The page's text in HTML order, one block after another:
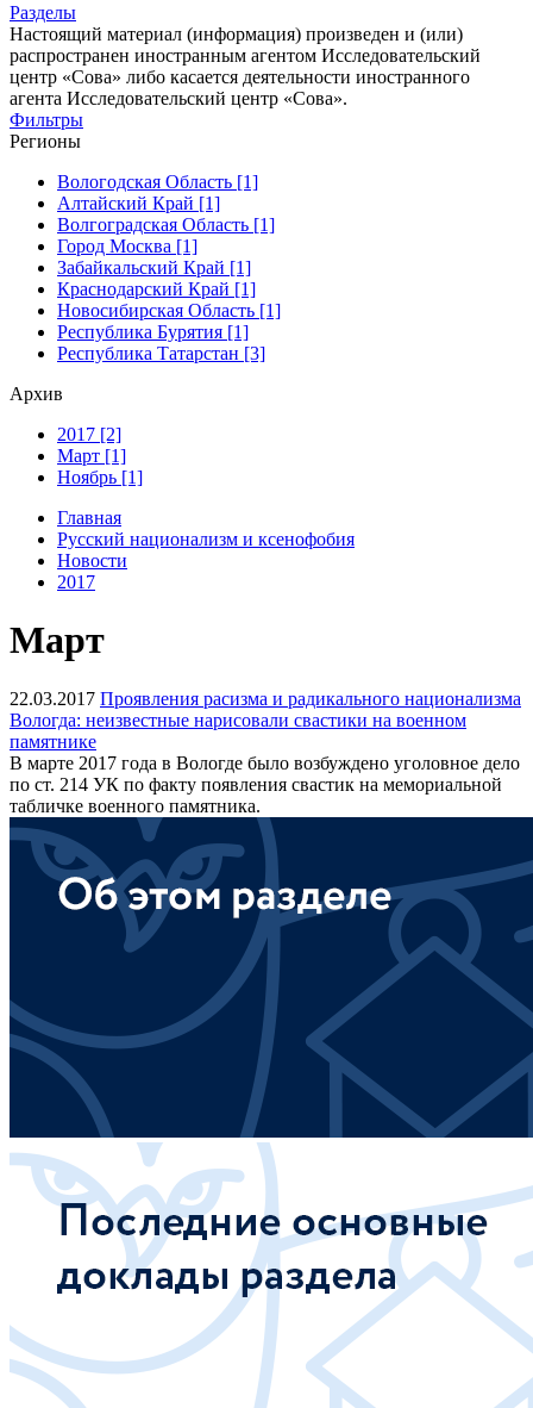
Разделы
Настоящий материал (информация) произведен и (или)
распространен иностранным агентом Исследовательский
центр «Сова» либо касается деятельности иностранного
агента Исследовательский центр «Сова».
Фильтры
Регионы
Вологодская Область [1]
Алтайский Край [1]
Волгоградская Область [1]
Город Москва [1]
Забайкальский Край [1]
Краснодарский Край [1]
Новосибирская Область [1]
Республика Бурятия [1]
Республика Татарстан [3]
Архив
2017 [2]
Март [1]
Ноябрь [1]
Главная
Русский национализм и ксенофобия
Новости
2017
Март
22.03.2017 Проявления расизма и радикального национализма
Вологда: неизвестные нарисовали свастики на военном
памятнике
В марте 2017 года в Вологде было возбуждено уголовное дело
по ст. 214 УК по факту появления свастик на мемориальной
табличке военного памятника.